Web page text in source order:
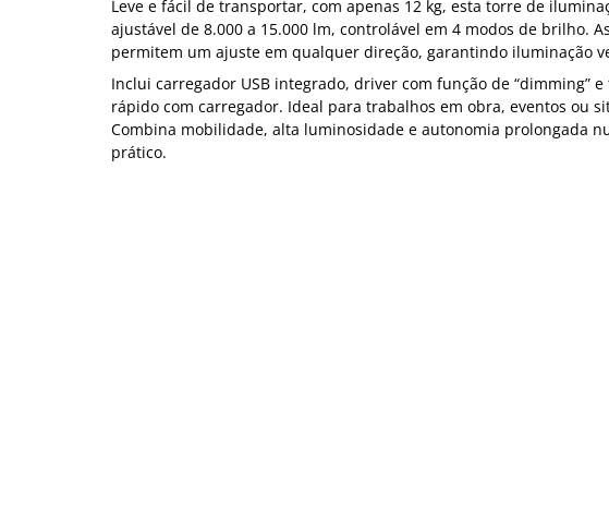
Leve e fácil de transportar, com apenas 12 kg, esta torre de
ajustável de 8.000 a 15.000 lm, controlável em 4 modos de brilho.
permitem um ajuste em qualquer direção, garantindo iluminação
Inclui carregador USB integrado, driver com função de “dimming”
rápido com carregador. Ideal para trabalhos em obra, eventos ou
Combina mobilidade, alta luminosidade e autonomia prolongada
prático.